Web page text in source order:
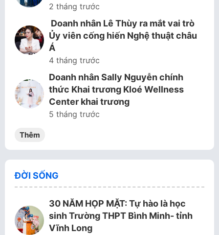
2 tháng trước
Doanh nhân Lê Thùy ra mắt vai trò
Ủy viên cống hiến Nghệ thuật châu
Á
4 tháng trước
Doanh nhân Sally Nguyễn chính
thức Khai trương Kloé Wellness
Center khai trương
5 tháng trước
Thêm
ĐỜI SỐNG
30 NĂM HỌP MẶT: Tự hào là học
sinh Trường THPT Bình Minh- tỉnh
Vĩnh Long